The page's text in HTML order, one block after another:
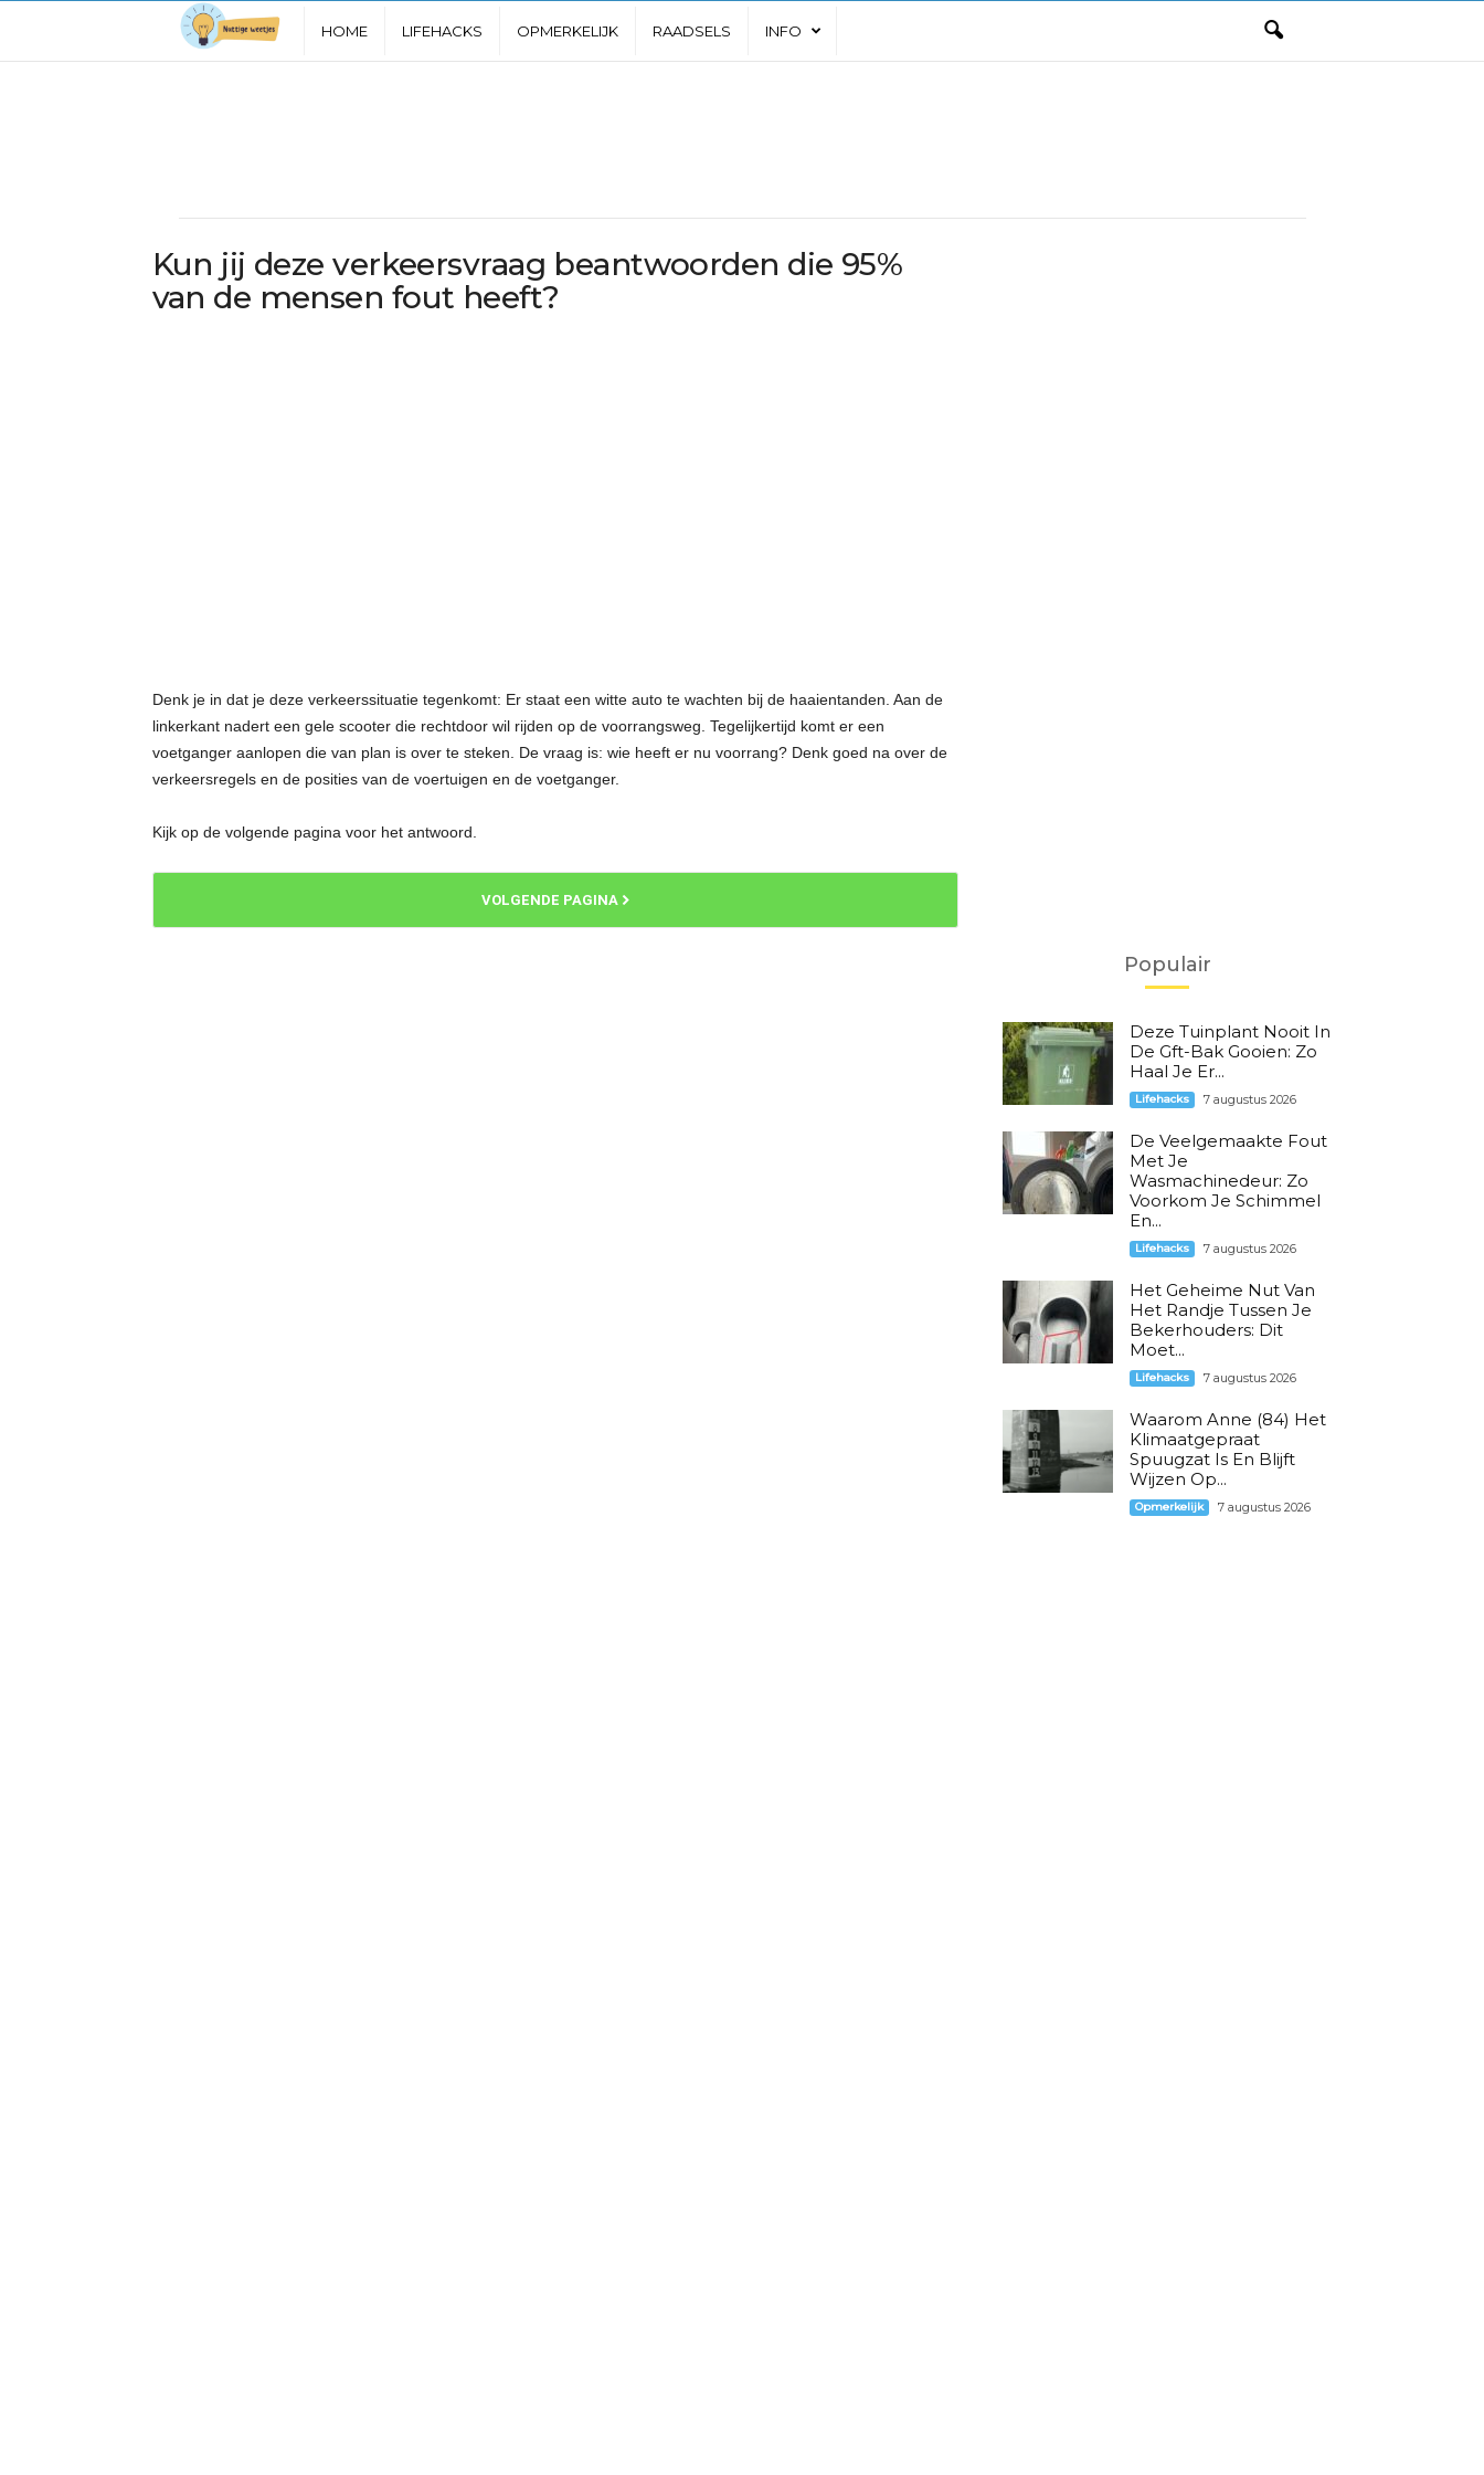
i
g
HOME LIFEHACKS OPMERKELIJK RAADSELS INFO
Kun jij deze verkeersvraag beantwoorden die 95%
van de mensen fout heeft?
Denk je in dat je deze verkeerssituatie tegenkomt: Er staat een witte auto te wachten bij de haaientanden. Aan de
linkerkant nadert een gele scooter die rechtdoor wil rijden op de voorrangsweg. Tegelijkertijd komt er een
voetganger aanlopen die van plan is over te steken. De vraag is: wie heeft er nu voorrang? Denk goed na over de
verkeersregels en de posities van de voertuigen en de voetganger.
Kijk op de volgende pagina voor het antwoord.
VOLGENDE PAGINA
Populair
Deze Tuinplant Nooit In
De Gft-Bak Gooien: Zo
Haal Je Er...
Lifehacks 7 augustus 2026
De Veelgemaakte Fout
Met Je
Wasmachinedeur: Zo
Voorkom Je Schimmel
En...
Lifehacks 7 augustus 2026
Het Geheime Nut Van
Het Randje Tussen Je
Bekerhouders: Dit
Moet...
Lifehacks 7 augustus 2026
Waarom Anne (84) Het
Klimaatgepraat
Spuugzat Is En Blijft
Wijzen Op...
Opmerkelijk 7 augustus 2026